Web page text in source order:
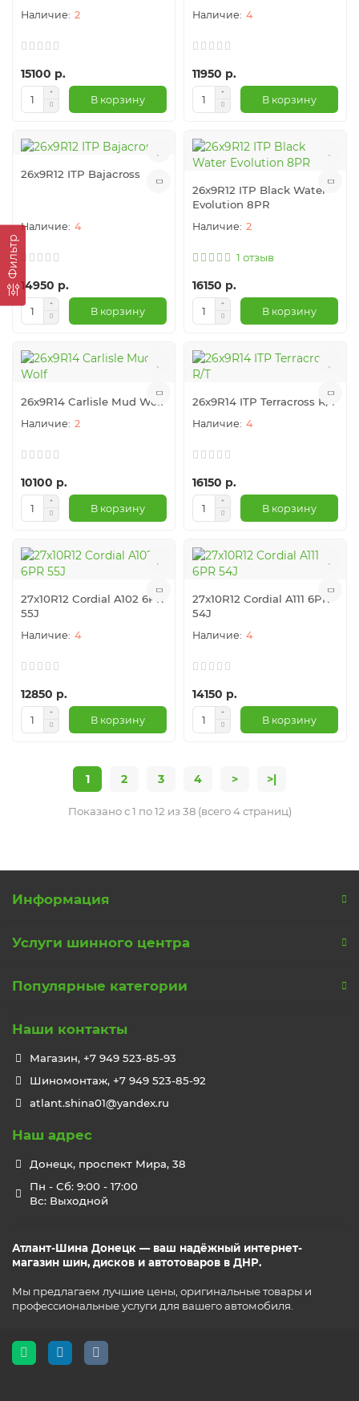
Фильтр
2
15100 р.
В корзину
4
11950 р.
В корзину
26x9R12 ITP Bajacross
4
14950 р.
В корзину
26x9R12 ITP Black Water
Evolution 8PR
2
1 отзыв
16150 р.
В корзину
26x9R14 Carlisle Mud Wolf
2
10100 р.
В корзину
26x9R14 ITP Terracross R/T
4
16150 р.
В корзину
27x10R12 Cordial A102 6PR
55J
4
12850 р.
В корзину
27x10R12 Cordial A111 6PR
54J
4
14150 р.
В корзину
1 2 3 4 > >|
Показано с 1 по 12 из 38 (всего 4 страниц)
Информация
Услуги шинного центра
Популярные категории
Наши контакты
Магазин, +7 949 523-85-93
Шиномонтаж, +7 949 523-85-92
atlant.shina01@yandex.ru
Наш адрес
Донецк, проспект Мира, 38
Пн - Сб: 9:00 - 17:00
Вс: Выходной
Атлант-Шина Донецк — ваш надёжный интернет-
магазин шин, дисков и автотоваров в ДНР.
Мы предлагаем лучшие цены, оригинальные товары и
профессиональные услуги для вашего автомобиля.